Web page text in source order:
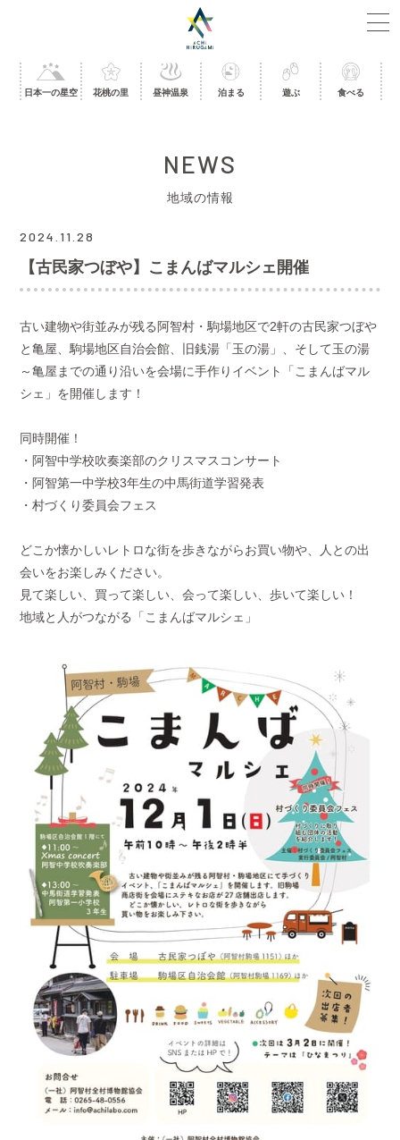
日本一の星空 花桃の里 昼神温泉 泊まる 遊ぶ 食べる
NEWS
地域の情報
2024.11.28
【古民家つぼや】こまんばマルシェ開催
古い建物や街並みが残る阿智村・駒場地区で2軒の古民家つぼや
と亀屋、駒場地区自治会館、旧銭湯「玉の湯」、そして玉の湯
～亀屋までの通り沿いを会場に手作りイベント「こまんばマル
シェ」を開催します！
同時開催！
・阿智中学校吹奏楽部のクリスマスコンサート
・阿智第一中学校3年生の中馬街道学習発表
・村づくり委員会フェス
どこか懐かしいレトロな街を歩きながらお買い物や、人との出
会いをお楽しみください。
見て楽しい、買って楽しい、会って楽しい、歩いて楽しい！
地域と人がつながる「こまんばマルシェ」